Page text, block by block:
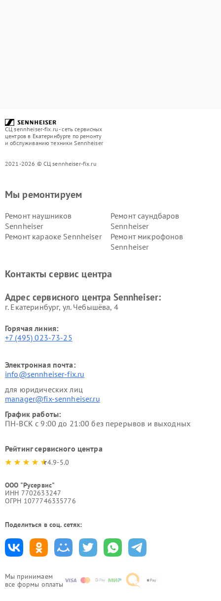
СЦ sennheiser-fix.ru - сеть сервисных
центров в Екатеринбурге по ремонту
и обслуживанию техники Sennheiser
2021-2026 © СЦ sennheiser-fix.ru
Мы принимаем
все формы оплаты
Мы ремонтируем
Ремонт наушников
Sennheiser
Ремонт саундбаров
Sennheiser
Ремонт караоке Sennheiser
Ремонт микрофонов
Sennheiser
Контакты сервис центра
Адрес сервисного центра Sennheiser:
г. Екатеринбург, ул. Чебышёва, 4
Горячая линия:
+7 (495) 023-73-25
Электронная почта:
info@sennheiser-fix.ru
для юридических лиц
manager@fix-sennheiser.ru
График работы:
ПН-ВСК с 9:00 до 21:00 без перерывов и выходных
Рейтинг сервисного центра
4.9-5.0
ООО "Русервис"
ИНН 7702633247
ОГРН 1077746335776
Поделиться в соц. сетях: